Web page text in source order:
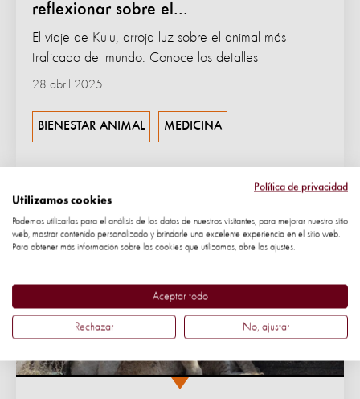
reflexionar sobre el...
28 abril 2025
El viaje de Kulu, arroja luz sobre el animal más
traficado del mundo. Conoce los detalles
BIENESTAR ANIMAL MEDICINA
Política de privacidad
Utilizamos cookies
Podemos utilizarlas para el análisis de los datos de nuestros visitantes, para mejorar nuestro sitio
web, mostrar contenido personalizado y brindarle una excelente experiencia en el sitio web.
Para obtener más información sobre las cookies que utilizamos, abre los ajustes.
Aceptar todo
Rechazar No, ajustar